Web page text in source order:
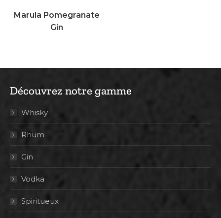
Marula Pomegranate
Gin
Découvrez notre gamme
Whisky
Rhum
Gin
Vodka
Spiritueux